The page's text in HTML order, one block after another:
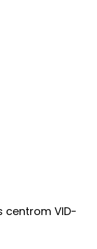
centrom VID-